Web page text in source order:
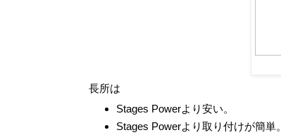
長所は
Stages Powerより安い。
Stages Powerより取り付けが簡単。